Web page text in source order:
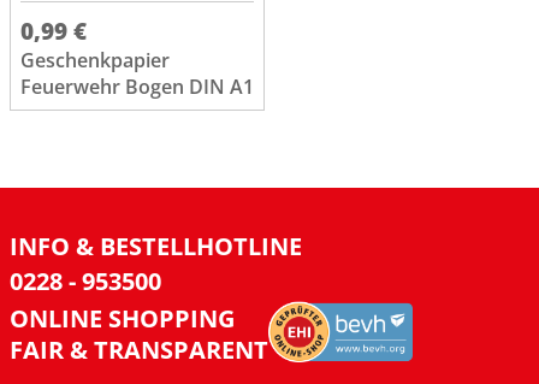
0,99 €
Geschenkpapier
Feuerwehr Bogen DIN A1
INFO & BESTELLHOTLINE
0228 - 953500
ONLINE SHOPPING
FAIR & TRANSPARENT